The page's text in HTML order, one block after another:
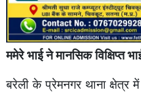
ममेरे भाई ने मानसिक विक्षिप्त
बरेली के प्रेमनगर थाना क्षेत्र